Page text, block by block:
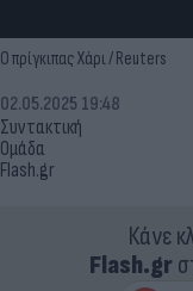
Ο πρίγκιπας Χάρι / Reuters
Συντακτική
Ομάδα
Flash.gr
02.05.2025 19:48
Κάνε
Flash.gr